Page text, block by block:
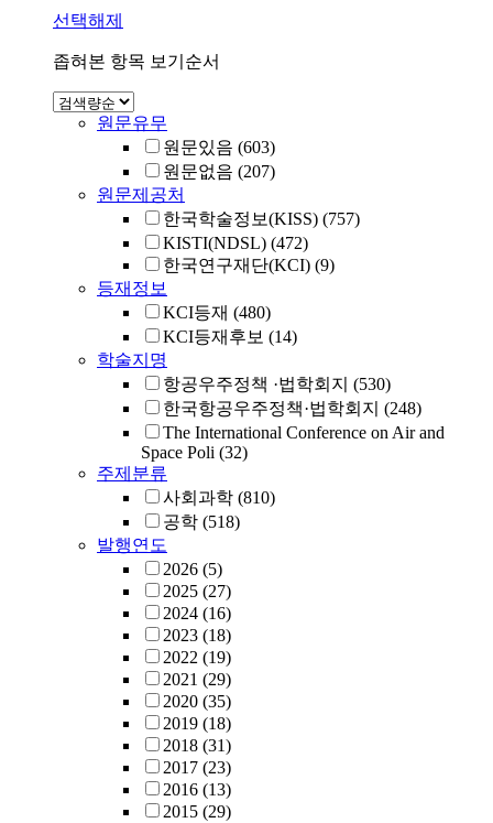
선택해제
좁혀본 항목 보기순서
원문유무
원문있음 (603)
원문없음 (207)
원문제공처
한국학술정보(KISS) (757)
KISTI(NDSL) (472)
한국연구재단(KCI) (9)
등재정보
KCI등재 (480)
KCI등재후보 (14)
학술지명
항공우주정책 ·법학회지 (530)
한국항공우주정책·법학회지 (248)
The International Conference on Air and
Space Poli (32)
주제분류
사회과학 (810)
공학 (518)
발행연도
2026 (5)
2025 (27)
2024 (16)
2023 (18)
2022 (19)
2021 (29)
2020 (35)
2019 (18)
2018 (31)
2017 (23)
2016 (13)
2015 (29)